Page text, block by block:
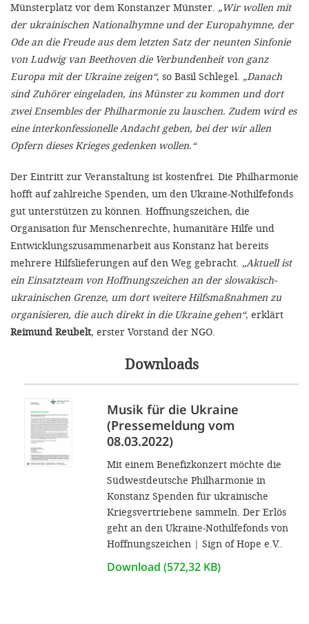
Münsterplatz vor dem Konstanzer Münster. „Wir wollen mit
der ukrainischen Nationalhymne und der Europahymne, der
Ode an die Freude aus dem letzten Satz der neunten Sinfonie
von Ludwig van Beethoven die Verbundenheit von ganz
Europa mit der Ukraine zeigen“, so Basil Schlegel. „Danach
sind Zuhörer eingeladen, ins Münster zu kommen und dort
zwei Ensembles der Philharmonie zu lauschen. Zudem wird es
eine interkonfessionelle Andacht geben, bei der wir allen
Opfern dieses Krieges gedenken wollen.“
Der Eintritt zur Veranstaltung ist kostenfrei. Die Philharmonie
hofft auf zahlreiche Spenden, um den Ukraine-Nothilfefonds
gut unterstützen zu können. Hoffnungszeichen, die
Organisation für Menschenrechte, humanitäre Hilfe und
Entwicklungszusammenarbeit aus Konstanz hat bereits
mehrere Hilfslieferungen auf den Weg gebracht. „Aktuell ist
ein Einsatzteam von Hoffnungszeichen an der slowakisch-
ukrainischen Grenze, um dort weitere Hilfsmaßnahmen zu
organisieren, die auch direkt in die Ukraine gehen“, erklärt
Reimund Reubelt, erster Vorstand der NGO.
Downloads
Musik für die Ukraine
(Pressemeldung vom
08.03.2022)
Mit einem Benefizkonzert möchte die
Südwestdeutsche Philharmonie in
Konstanz Spenden für ukrainische
Kriegsvertriebene sammeln. Der Erlös
geht an den Ukraine-Nothilfefonds von
Hoffnungszeichen | Sign of Hope e.V..
Download (572,32 KB)